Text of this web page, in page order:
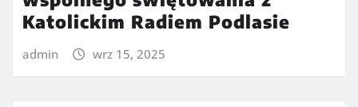
Katolickim Radiem Podlasie
admin wrz 15, 2025